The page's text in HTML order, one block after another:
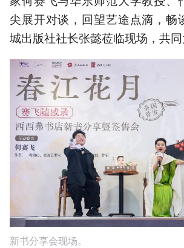
尖展开对谈，回望艺途点滴，畅
城出版社社长张懿莅临现场，共同
新书分享会现场。